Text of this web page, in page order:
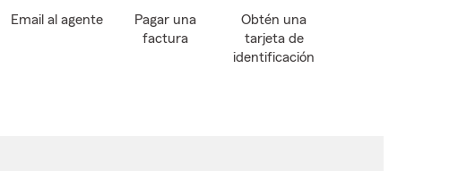
Email al agente
Pagar una
factura
Obtén una
tarjeta de
identificación